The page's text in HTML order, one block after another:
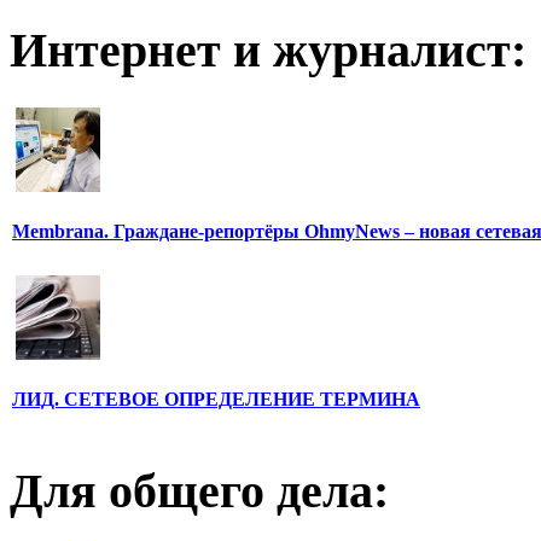
Интернет и журналист:
Membrana. Граждане-репортёры OhmyNews – новая
ЛИД. СЕТЕВОЕ ОПРЕДЕЛЕНИЕ ТЕРМИНА
Для общего дела: